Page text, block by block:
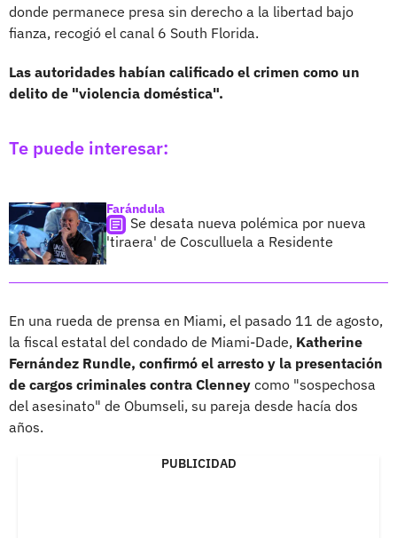
donde permanece presa sin derecho a la libertad bajo
fianza, recogió el canal 6 South Florida.
Las autoridades habían calificado el crimen como un
delito de "violencia doméstica".
Te puede interesar:
Farándula
Se desata nueva polémica por nueva
'tiraera' de Cosculluela a Residente
En una rueda de prensa en Miami, el pasado 11 de agosto,
la fiscal estatal del condado de Miami-Dade, Katherine
Fernández Rundle, confirmó el arresto y la presentación
de cargos criminales contra Clenney como "sospechosa
del asesinato" de Obumseli, su pareja desde hacía dos
años.
PUBLICIDAD